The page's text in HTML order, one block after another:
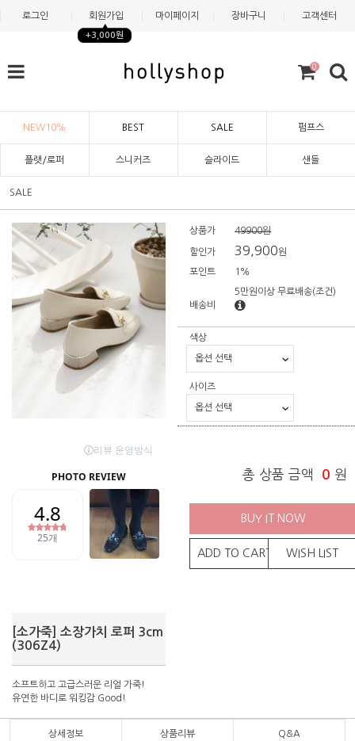
로그인 회원가입
+3,000원
마이페이지 장바구니 고객센터
0
NEW10% BEST SALE 펌프스
플랫/로퍼 스니커즈 슬라이드 샌들
SALE
[소가죽] 소장가치 로퍼 3cm
(306Z4)
소프트하고 고급스러운 리얼 가죽!
유연한 바디로 워킹감 Good!
상품가 49900원
할인가 39,900원
포인트 1%
배송비
5만원이상 무료배송(조건)
색상
사이즈
총 상품 금액 0 원
BUY IT NOW
ADD TO CART WISH LIST
상세정보 상품리뷰 Q&A